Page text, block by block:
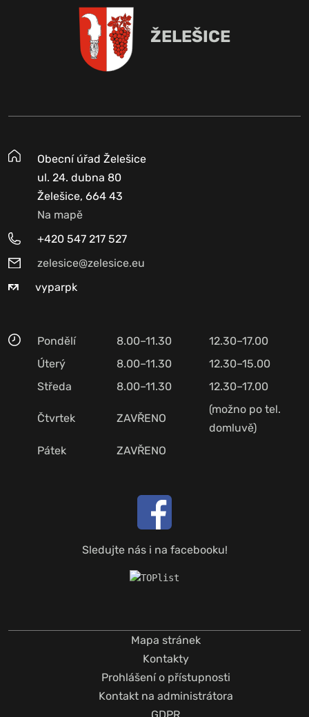
ŽELEŠICE
Obecní úřad Želešice
ul. 24. dubna 80
Želešice, 664 43
Na mapě
+420 547 217 527
zelesice@zelesice.eu
vyparpk
Pondělí 8.00–11.30
12.30–17.00
Úterý
8.00–11.30
12.30–15.00
Středa
8.00–11.30 12.30–17.00
Čtvrtek ZAVŘENO
(možno po tel.
domluvě)
Pátek
ZAVŘENO
Sledujte nás i na facebooku!
Mapa stránek
Kontakty
Prohlášení o přístupnosti
Kontakt na administrátora